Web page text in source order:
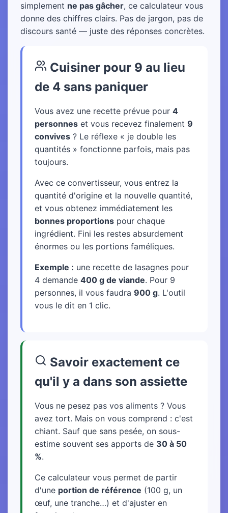
simplement ne pas gâcher, ce calculateur vous
donne des chiffres clairs. Pas de jargon, pas de
discours santé — juste des réponses concrètes.
Cuisiner pour 9 au lieu
de 4 sans paniquer
Vous avez une recette prévue pour 4
personnes et vous recevez finalement 9
convives ? Le réflexe « je double les
quantités » fonctionne parfois, mais pas
toujours.
Avec ce convertisseur, vous entrez la
quantité d'origine et la nouvelle quantité,
et vous obtenez immédiatement les
bonnes proportions pour chaque
ingrédient. Fini les restes absurdement
énormes ou les portions faméliques.
Exemple : une recette de lasagnes pour
4 demande 400 g de viande. Pour 9
personnes, il vous faudra 900 g. L'outil
vous le dit en 1 clic.
Savoir exactement ce
qu'il y a dans son assiette
Vous ne pesez pas vos aliments ? Vous
avez tort. Mais on vous comprend : c'est
chiant. Sauf que sans pesée, on sous-
estime souvent ses apports de 30 à 50
%.
Ce calculateur vous permet de partir
d'une portion de référence (100 g, un
œuf, une tranche…) et d'ajuster en